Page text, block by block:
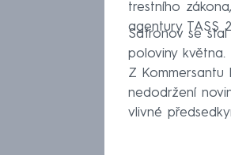
trestního
agentury TASS
Safronov se
poloviny
Z
nedodržení
vlivné